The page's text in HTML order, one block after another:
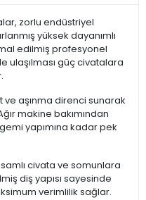
zorlu endüstriyel
yüksek dayanımlı
edilmiş profesyonel
ulaşılması güç civatalara
ve aşınma direnci sunarak
makine bakımından
yapımına kadar pek
civata ve somunlara
diş yapısı sayesinde
verimlilik sağlar.